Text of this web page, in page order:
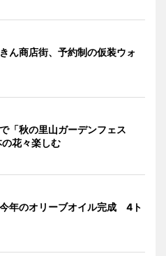
ん商店街、予約制の仮装ウォ
「秋の里山ガーデンフェス
花々楽しむ
年のオリーブオイル完成 4ト